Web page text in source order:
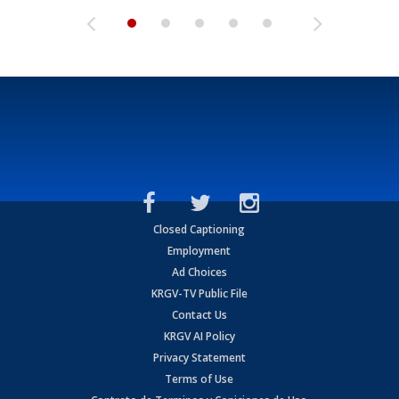
Closed Captioning
Employment
Ad Choices
KRGV-TV Public File
Contact Us
KRGV AI Policy
Privacy Statement
Terms of Use